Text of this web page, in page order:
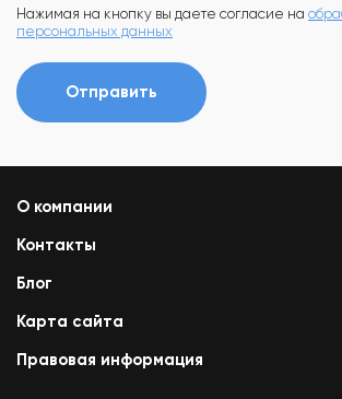
Нажимая на кнопку вы даете согласие на
персональных данных
Отправить
О компании
Контакты
Блог
Карта сайта
Правовая информация